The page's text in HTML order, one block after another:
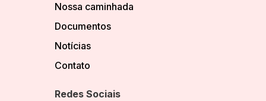
Nossa caminhada
Documentos
Notícias
Contato
Redes Sociais